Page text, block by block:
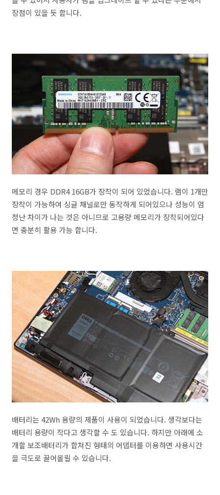
장점이 있을 듯 합니다.
메모리 경우 DDR4 16GB가 장착이 되어 있었습니다. 램이 1개만
장착이 가능하여 싱글 채널로만 동작하게 되어있으나 성능이 엄
청난 차이가 나는 것은 아니므로 고용량 메모리가 장착되어있다
면 충분히 활용 가능 합니다.
배터리는 42Wh 용량의 제품이 사용이 되었습니다. 생각보다는
배터리 용량이 작다고 생각할 수 도 있습니다. 하지만 아래에 소
개할 보조배터리가 합쳐진 형태의 어댑터를 이용하면 사용시간
을 극도로 끌어올릴 수 있습니다.